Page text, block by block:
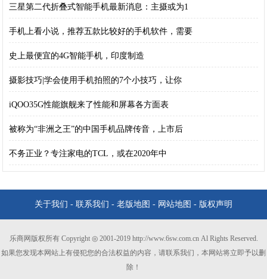
三星第二代折叠式智能手机最新消息：主摄或为1
手机上看小说，推荐五款比较好的手机软件，需要
史上最便宜的4G智能手机，印度制造
摄影技巧|学会使用手机拍照的7个小技巧，让你
iQOO35G性能旗舰来了性能和屏幕各方面表
被称为“非洲之王”的中国手机品牌传音，上市后
不务正业？专注家电的TCL，或在2020年中
关于我们 - 联系我们 - 老版地图 - 网站地图 - 版权声明
乐商网版权所有 Copyright ◎ 2001-2019 http://www.6sw.com.cn Al Rights Reserved.
如果您发现本网站上有侵犯您的合法权益的内容，请联系我们，本网站将立即予以删
除！